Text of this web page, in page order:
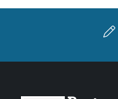
condividi